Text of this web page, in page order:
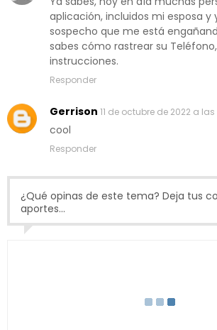
aplicación, incluidos mi esposa y
sospecho que me está
sabes cómo rastrear su
instrucciones.
Responder
Gerrison 11 de octubre de 2022 a las
cool
Responder
¿Qué opinas de este tema? Deja tus
aportes...